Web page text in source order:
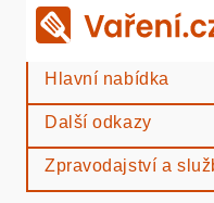
Hlavní nabídka
Další odkazy
Zpravodajství a